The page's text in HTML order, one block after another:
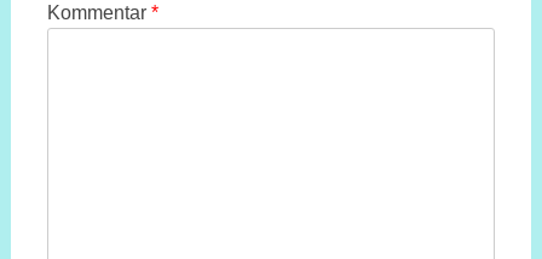
Kommentar *